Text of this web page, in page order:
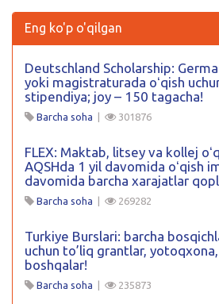
Eng ko'p o'qilgan
Deutschland Scholarship:
yoki magistraturada oʻqish
stipendiya; joy – 150 tagacha!
Barcha soha | 301876
FLEX: Maktab, litsey va kollej
AQSHda 1 yil davomida oʻqish
davomida barcha xarajatlar
Barcha soha | 269282
Turkiye Burslari: barcha
uchun to’liq grantlar,
boshqalar!
Barcha soha | 235873